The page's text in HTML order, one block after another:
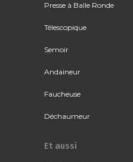
Presse à Balle Ronde
Télescopique
Semoir
Andaineur
Faucheuse
Déchaumeur
Et aussi